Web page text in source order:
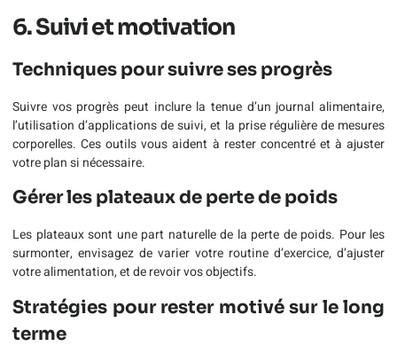
6. Suivi et motivation
Techniques pour suivre ses progrès
Suivre vos progrès peut inclure la tenue d’un journal alimentaire,
l’utilisation d’applications de suivi, et la prise régulière de mesures
corporelles. Ces outils vous aident à rester concentré et à ajuster
votre plan si nécessaire.
Gérer les plateaux de perte de poids
Les plateaux sont une part naturelle de la perte de poids. Pour les
surmonter, envisagez de varier votre routine d’exercice, d’ajuster
votre alimentation, et de revoir vos objectifs.
Stratégies pour rester motivé sur le long
terme